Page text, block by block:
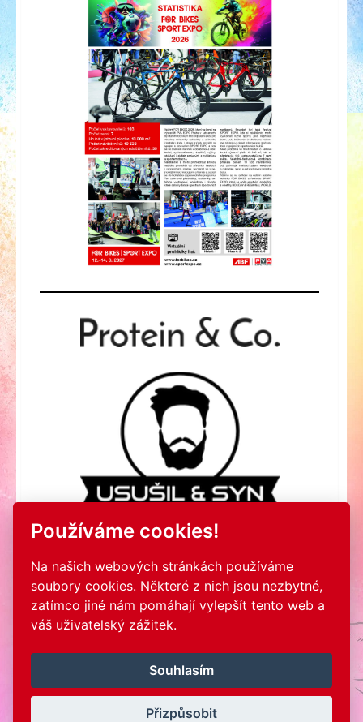
Používáme cookies!
Na našich webových stránkách používáme
soubory cookies. Některé z nich jsou nezbytné,
zatímco jiné nám pomáhají vylepšít tento web a
váš uživatelský zážitek.
Souhlasím
Přizpůsobit